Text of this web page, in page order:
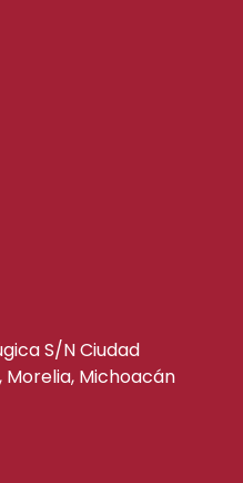
S/N Ciudad
Morelia, Michoacán